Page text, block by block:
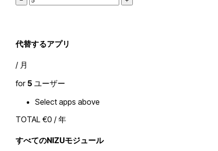
代替するアプリ
/ 月
for 5 ユーザー
Select apps above
TOTAL €0 / 年
すべてのNIZUモジュール